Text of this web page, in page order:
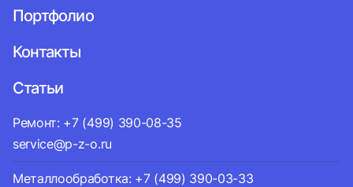
Портфолио
Контакты
Статьи
Ремонт: +7 (499) 390-08-35
service@p-z-o.ru
Металлообработка: +7 (499) 390-03-33